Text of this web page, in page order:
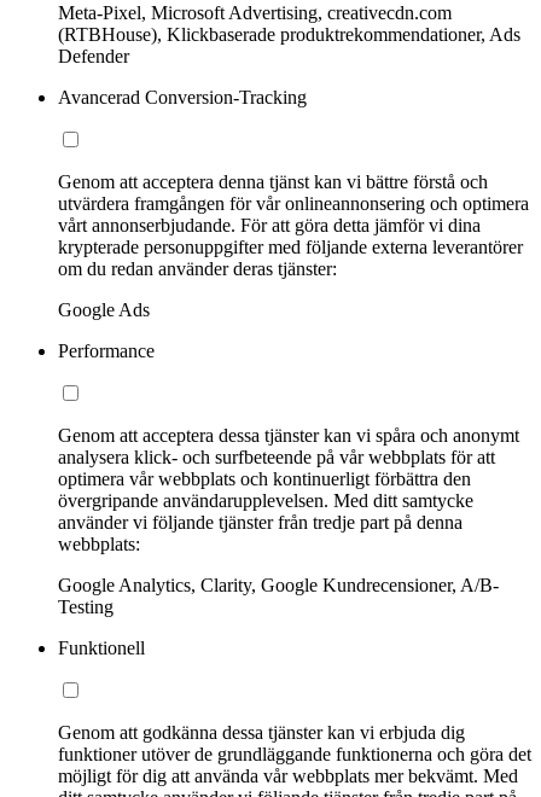
Meta-Pixel, Microsoft Advertising, creativecdn.com
(RTBHouse), Klickbaserade produktrekommendationer, Ads
Defender
Avancerad Conversion-Tracking
Genom att acceptera denna tjänst kan vi bättre förstå och
utvärdera framgången för vår onlineannonsering och optimera
vårt annonserbjudande. För att göra detta jämför vi dina
krypterade personuppgifter med följande externa leverantörer
om du redan använder deras tjänster:
Google Ads
Performance
Genom att acceptera dessa tjänster kan vi spåra och anonymt
analysera klick- och surfbeteende på vår webbplats för att
optimera vår webbplats och kontinuerligt förbättra den
övergripande användarupplevelsen. Med ditt samtycke
använder vi följande tjänster från tredje part på denna
webbplats:
Google Analytics, Clarity, Google Kundrecensioner, A/B-
Testing
Funktionell
Genom att godkänna dessa tjänster kan vi erbjuda dig
funktioner utöver de grundläggande funktionerna och göra det
möjligt för dig att använda vår webbplats mer bekvämt. Med